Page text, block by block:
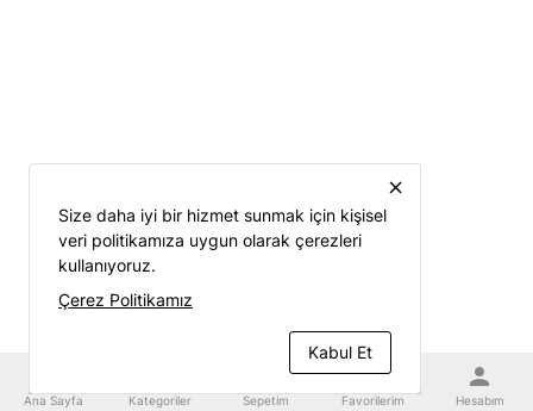
Ana Sayfa Kategoriler Sepetim
favorite
Favorilerim
person
Hesabım
close
Size daha iyi bir hizmet sunmak için kişisel
veri politikamıza uygun olarak çerezleri
kullanıyoruz.
Çerez Politikamız
Kabul Et